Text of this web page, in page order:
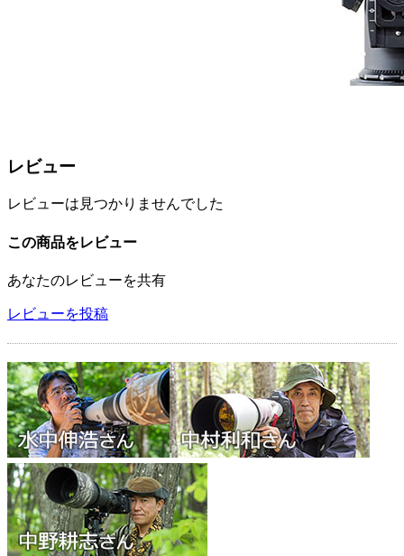
レビュー
レビューは見つかりませんでした
この商品をレビュー
あなたのレビューを共有
レビューを投稿